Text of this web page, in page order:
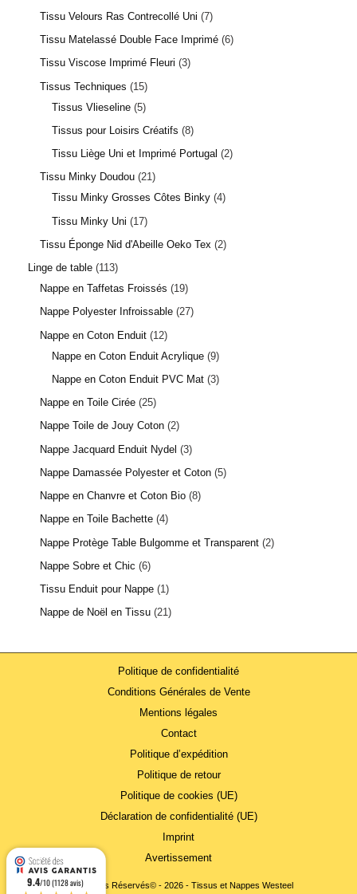
Tissu Velours Ras Contrecollé Uni 7
Tissu Matelassé Double Face Imprimé 6
Tissu Viscose Imprimé Fleuri 3
Tissus Techniques
15
Tissus Vlieseline 5
Tissus pour Loisirs Créatifs 8
Tissu Liège Uni et Imprimé Portugal
2
Tissu Minky Doudou 21
Tissu Minky Grosses Côtes Binky 4
Tissu Minky Uni
17
Tissu Éponge Nid d'Abeille Oeko Tex
2
Linge de table 113
Nappe en Taffetas Froissés
19
Nappe Polyester Infroissable 27
Nappe en Coton Enduit 12
Nappe en Coton Enduit Acrylique 9
Nappe en Coton Enduit PVC Mat 3
Nappe en Toile Cirée 25
Nappe Toile de Jouy Coton 2
Nappe Jacquard Enduit Nydel 3
Nappe Damassée Polyester et Coton 5
Nappe en Chanvre et Coton Bio 8
Nappe en Toile Bachette 4
Nappe Protège Table Bulgomme et Transparent 2
Nappe Sobre et Chic 6
Tissu Enduit pour Nappe 1
Nappe de Noël en Tissu 21
Politique de confidentialité
Conditions Générales de Vente
Mentions légales
Contact
Politique d’expédition
Politique de retour
Politique de cookies (UE)
Déclaration de confidentialité (UE)
Imprint
Avertissement
Tous Droits Réservés© - 2026 - Tissus et Nappes Westeel
9.4/10 (1128 avis)